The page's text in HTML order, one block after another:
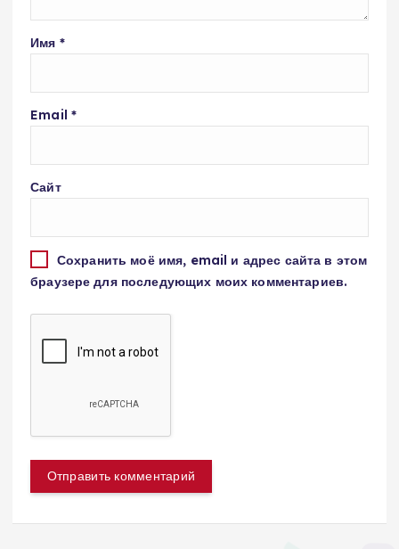
Имя *
Email *
Сайт
Сохранить моё имя, email и адрес сайта в этом
браузере для последующих моих комментариев.